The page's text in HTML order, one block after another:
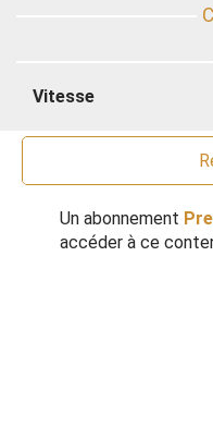
Vitesse
Un abonnement
accéder à ce